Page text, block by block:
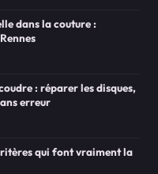
dans la couture :
: réparer les disques,
erreur
qui font vraiment la